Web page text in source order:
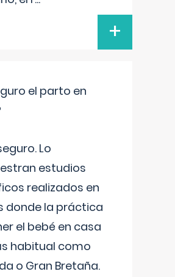
+
el parto en
Lo
estudios
realizados en
donde la práctica
el bebé en casa
habitual como
o Gran Bretaña.